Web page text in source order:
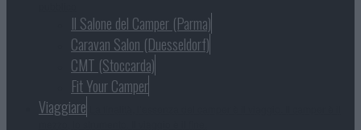
Il Salone del Camper (Parma)
Caravan Salon (Duesseldorf)
CMT (Stoccarda)
Fit Your Camper
Viaggiare